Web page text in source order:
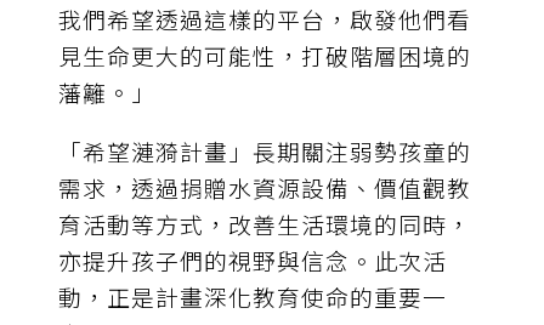
我們希望透過這樣的平台，啟發他們看
見生命更大的可能性，打破階層困境的
藩籬。」
「希望漣漪計畫」長期關注弱勢孩童的
需求，透過捐贈水資源設備、價值觀教
育活動等方式，改善生活環境的同時，
亦提升孩子們的視野與信念。此次活
動，正是計畫深化教育使命的重要一